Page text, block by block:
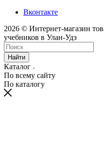
Вконтакте
2026 © Интернет-магазин
учебников в Улан-Удэ
Найти
Каталог
По всему сайту
По каталогу